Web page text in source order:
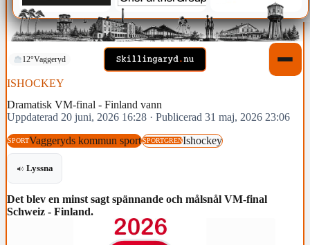
12°Vaggeryd
ISHOCKEY
Dramatisk VM-final - Finland vann
Uppdaterad 20 juni, 2026 16:28 · Publicerad 31 maj, 2026 23:06
SPORTVaggeryds kommun sportSPORTGRENIshockey
Lyssna
Det blev en minst sagt spännande och målsnål VM-final
Schweiz - Finland.